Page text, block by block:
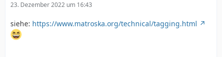
23. Dezember 2022 um 16:43
siehe: https://www.matroska.org/technical/tagging.html